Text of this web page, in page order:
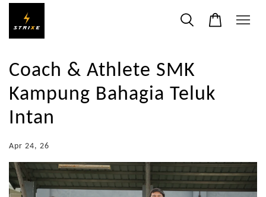
Coach & Athlete SMK
Kampung Bahagia Teluk
Intan
Apr 24, 26